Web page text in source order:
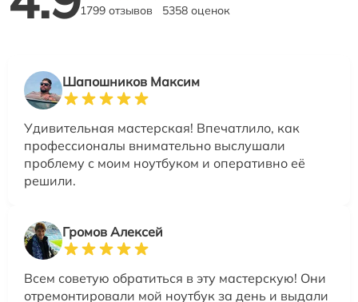
1799 отзывов 5358 оценок
Шапошников Максим
Удивительная мастерская! Впечатлило, как
профессионалы внимательно выслушали
проблему с моим ноутбуком и оперативно её
решили.
Громов Алексей
Всем советую обратиться в эту мастерскую! Они
отремонтировали мой ноутбук за день и выдали